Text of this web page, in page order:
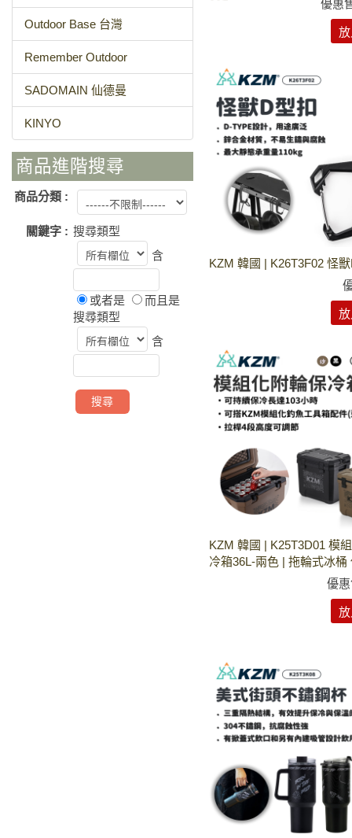
Outdoor Base 台灣
Remember Outdoor
SADOMAIN 仙德曼
KINYO
商品進階搜尋
商品分類 :
關鍵字 : 搜尋類型
含
或者是
而且是
搜尋類型
含
優惠
KZM 韓國 | K26T3F02 怪
KZM 韓國 | K25T3D01 模
冷箱36L-兩色 | 拖輪式冰桶
優